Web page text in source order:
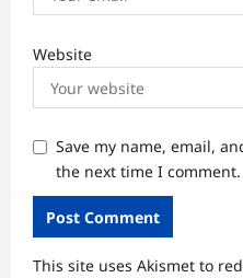
Website
Save my name, email,
the next time I comment.
This site uses Akismet to